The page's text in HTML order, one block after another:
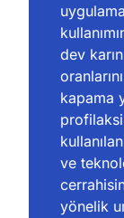
dev
kapama
ve
yönelik